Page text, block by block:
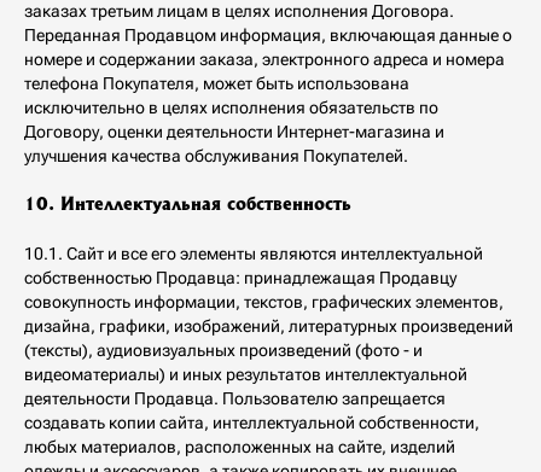
заказах третьим лицам в целях исполнения Договора.
Переданная Продавцом информация, включающая данные о
номере и содержании заказа, электронного адреса и номера
телефона Покупателя, может быть использована
исключительно в целях исполнения обязательств по
Договору, оценки деятельности Интернет-магазина и
улучшения качества обслуживания Покупателей.
10. Интеллектуальная собственность
10.1. Сайт и все его элементы являются интеллектуальной
собственностью Продавца: принадлежащая Продавцу
совокупность информации, текстов, графических элементов,
дизайна, графики, изображений, литературных произведений
(тексты), аудиовизуальных произведений (фото - и
видеоматериалы) и иных результатов интеллектуальной
деятельности Продавца. Пользователю запрещается
создавать копии сайта, интеллектуальной собственности,
любых материалов, расположенных на сайте, изделий